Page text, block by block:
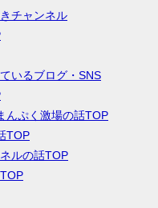
チャンネル
いるブログ・SNS
んぷく激場の話TOP
TOP
ルの話TOP